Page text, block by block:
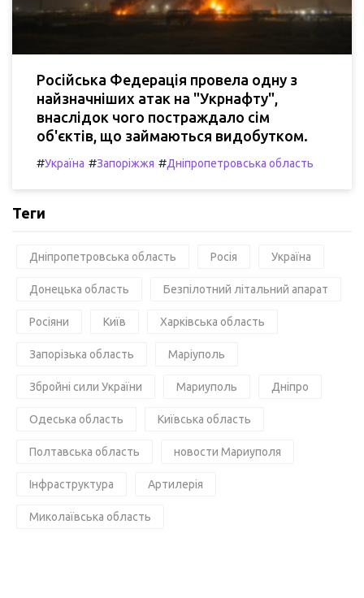
Російська Федерація провела одну з
найзначніших атак на "Укрнафту",
внаслідок чого постраждало сім
об'єктів, що займаються видобутком.
#Україна #Запоріжжя #Дніпропетровська область
Теги
Дніпропетровська область Росія Україна
Донецька область Безпілотний літальний апарат
Росіяни Київ Харківська область
Запорізька область Маріуполь
Збройні сили України Мариуполь Дніпро
Одеська область Київська область
Полтавська область новости Мариуполя
Інфраструктура Артилерія
Миколаївська область